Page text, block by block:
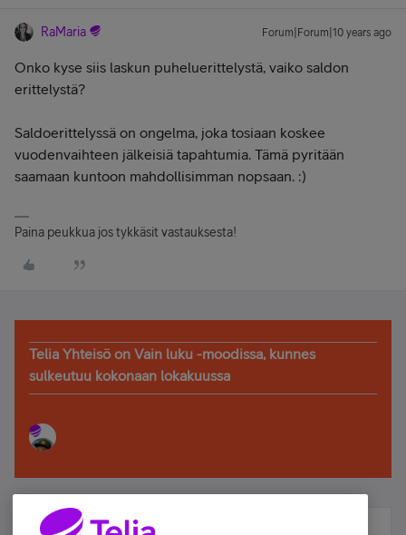
RaMaria Forum|Forum|10 years ago
Onko kyse siis laskun puheluerittelystä, vaiko saldon
erittelystä?
Saldoerittelyssä on ongelma, joka tosiaan koskee
vuodenvaihteen jälkeisiä tapahtumia. Tämä pyritään
saamaan kuntoon mahdollisimman nopsaan. :)
Paina peukkua jos tykkäsit vastauksesta!
Telia Yhteisö on Vain luku -moodissa, kunnes
sulkeutuu kokonaan lokakuussa